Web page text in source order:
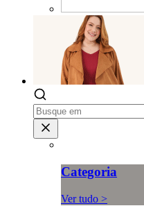
Categoria
Ver tudo >